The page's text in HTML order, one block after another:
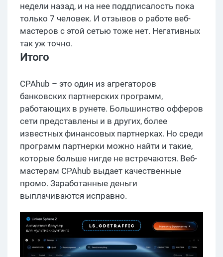
недели назад, и на нее поддписалость пока
только 7 человек. И отзывов о работе веб-
мастеров с этой сетью тоже нет. Негативных
так уж точно.
Итого
CPAhub – это один из агрегаторов
банковских партнерских программ,
работающих в рунете. Большинство офферов
сети представлены и в других, более
известных финансовых партнерках. Но среди
программ партнерки можно найти и такие,
которые больше нигде не встречаются. Веб-
мастерам CPAhub выдает качественные
промо. Заработанные деньги
выплачиваются исправно.